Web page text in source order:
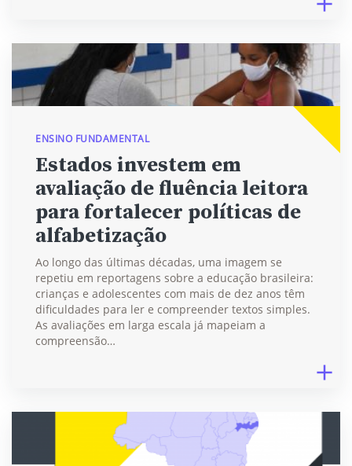
ENSINO FUNDAMENTAL
Estados investem em
avaliação de fluência leitora
para fortalecer políticas de
alfabetização
Ao longo das últimas décadas, uma imagem se
repetiu em reportagens sobre a educação brasileira:
crianças e adolescentes com mais de dez anos têm
dificuldades para ler e compreender textos simples.
As avaliações em larga escala já mapeiam a
compreensão…